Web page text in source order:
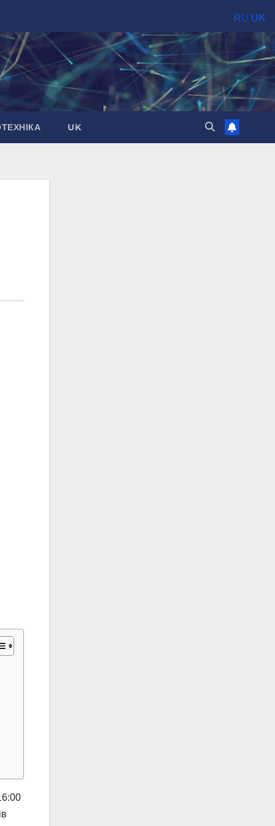
UK
RU UK